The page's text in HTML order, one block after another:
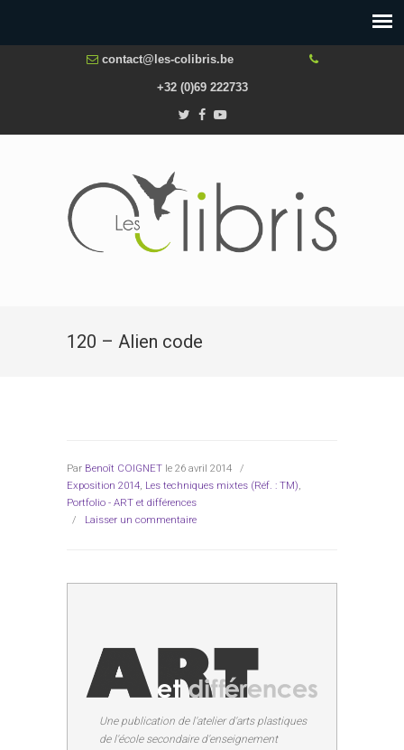
contact@les-colibris.be
+32 (0)69 222733
120 – Alien code
Par Benoît COIGNET le 26 avril 2014
/
Exposition 2014, Les techniques mixtes (Réf. : TM),
Portfolio - ART et différences
/ Laisser un commentaire
Une publication de l'atelier d'arts plastiques
de l'école secondaire d'enseignement